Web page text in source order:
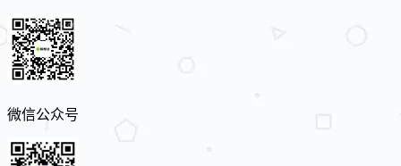
微信公众号